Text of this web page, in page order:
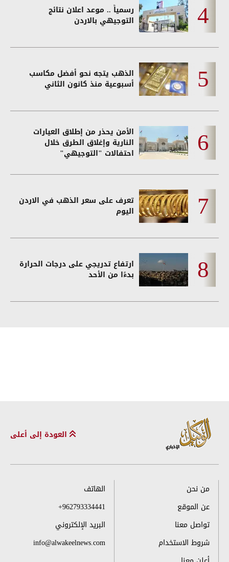
رسمياً .. موعد اعلان نتائج
التوجيهي بالاردن
الذهب يتجه نحو أفضل مكاسب
أسبوعية منذ كانون الثاني
الأمن يحذر من إطلاق العيارات
النارية وإغلاق الطرق خلال
احتفالات "التوجيهي"
تعرف على سعر الذهب في الاردن
اليوم
ارتفاع تدريجي على درجات الحرارة
بدءًا من الأحد
العودة إلى أعلى
من نحن
عن الموقع
تواصل معنا
شروط الاستخدام
الهاتف
+962793334441
البريد الإلكتروني
info@alwakeelnews.com